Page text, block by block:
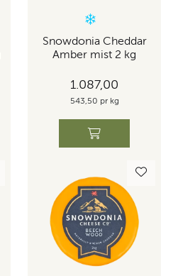
Snowdonia Cheddar
Amber mist 2 kg
1.087,00
543,50 pr kg